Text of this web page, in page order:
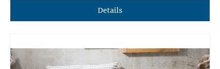
Details